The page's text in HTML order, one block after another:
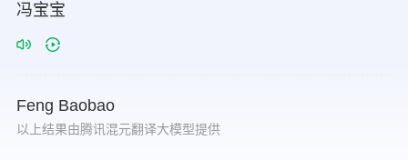
冯宝宝
Feng Baobao
以上结果由腾讯混元翻译大模型提供